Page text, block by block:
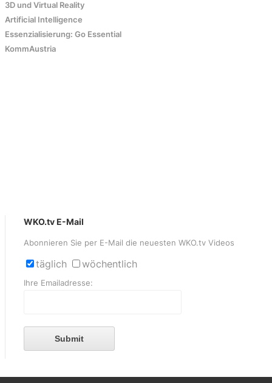
3D und Virtual Reality
Artificial Intelligence
Essenzialisierung: Go Essential
KommAustria
WKO.tv E-Mail
Abonnieren Sie per E-Mail die neuesten WKO.tv Videos
täglich wöchentlich
Ihre Emailadresse:
Submit